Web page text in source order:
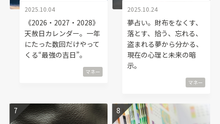
2025.10.04
《2026・2027・2028》
天赦日カレンダー。一年
にたった数回だけやって
くる“最強の吉日”。
マネー
2025.10.24
夢占い。財布をなくす、
落とす、拾う、忘れる、
盗まれる夢から分かる、
現在の心理と未来の暗
示。
マネー